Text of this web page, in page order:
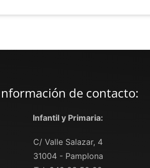
de contacto:
Infantil y Primaria:
C/ Valle Salazar, 4
31004 - Pamplona